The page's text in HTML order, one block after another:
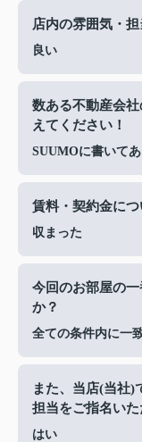
店内の雰囲気・
良い
数ある不動産会
えてください！
SUUMOに書いて
賃料・契約金に
収まった
今回のお部屋の
か？
全ての条件内に一
また、当店(当社)
担当をご指名いた
はい